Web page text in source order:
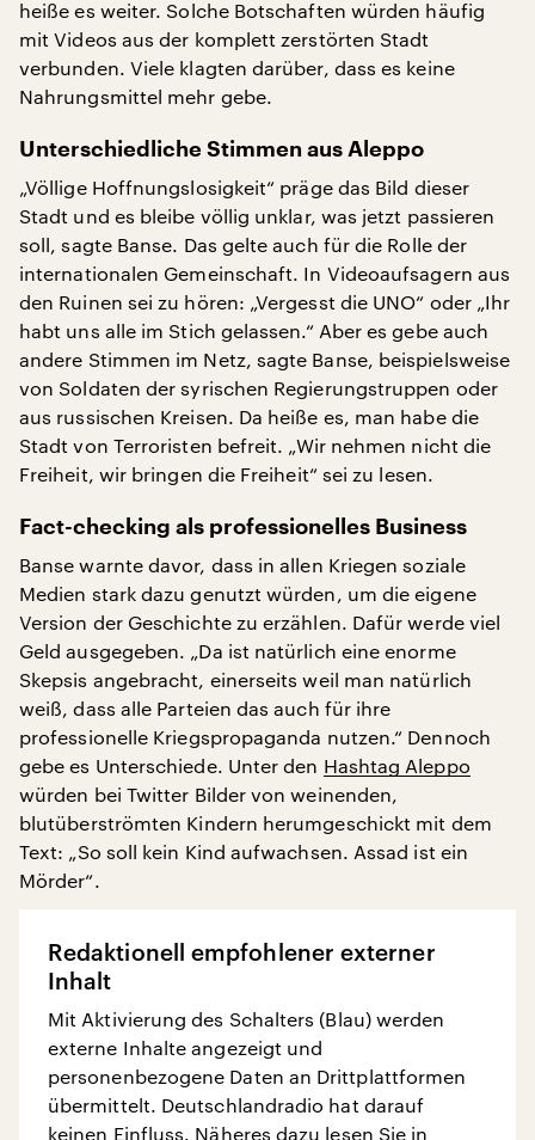
heiße es weiter. Solche Botschaften würden häufig
mit Videos aus der komplett zerstörten Stadt
verbunden. Viele klagten darüber, dass es keine
Nahrungsmittel mehr gebe.
Unterschiedliche Stimmen aus Aleppo
„Völlige Hoffnungslosigkeit“ präge das Bild dieser
Stadt und es bleibe völlig unklar, was jetzt passieren
soll, sagte Banse. Das gelte auch für die Rolle der
internationalen Gemeinschaft. In Videoaufsagern aus
den Ruinen sei zu hören: „Vergesst die UNO“ oder „Ihr
habt uns alle im Stich gelassen.“ Aber es gebe auch
andere Stimmen im Netz, sagte Banse, beispielsweise
von Soldaten der syrischen Regierungstruppen oder
aus russischen Kreisen. Da heiße es, man habe die
Stadt von Terroristen befreit. „Wir nehmen nicht die
Freiheit, wir bringen die Freiheit“ sei zu lesen.
Fact-checking als professionelles Business
Banse warnte davor, dass in allen Kriegen soziale
Medien stark dazu genutzt würden, um die eigene
Version der Geschichte zu erzählen. Dafür werde viel
Geld ausgegeben. „Da ist natürlich eine enorme
Skepsis angebracht, einerseits weil man natürlich
weiß, dass alle Parteien das auch für ihre
professionelle Kriegspropaganda nutzen.“ Dennoch
gebe es Unterschiede. Unter den Hashtag Aleppo
würden bei Twitter Bilder von weinenden,
blutüberströmten Kindern herumgeschickt mit dem
Text: „So soll kein Kind aufwachsen. Assad ist ein
Mörder“.
Redaktionell empfohlener externer
Inhalt
Mit Aktivierung des Schalters (Blau) werden
externe Inhalte angezeigt und
personenbezogene Daten an Drittplattformen
übermittelt. Deutschlandradio hat darauf
keinen Einfluss. Näheres dazu lesen Sie in